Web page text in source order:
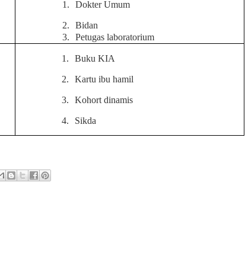
1. Dokter Umum
2.
Bidan
3.
Petugas laboratorium
1. Buku KIA
2. Kartu ibu hamil
3. Kohort dinamis
4. Sikda